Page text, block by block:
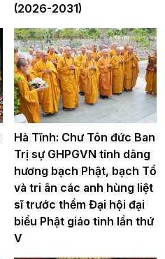
(2026-2031)
Hà Tĩnh: Chư Tôn đức Ban
Trị sự GHPGVN tỉnh dâng
hương bạch Phật, bạch Tổ
và tri ân các anh hùng liệt
sĩ trước thềm Đại hội đại
biểu Phật giáo tỉnh lần thứ
V